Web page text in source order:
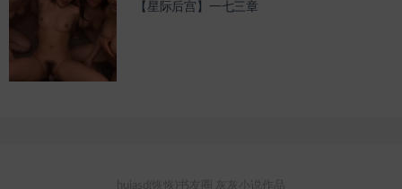
【星际后宫】一七三章
huiasd(恢恢)书友圈 灰灰小说作品